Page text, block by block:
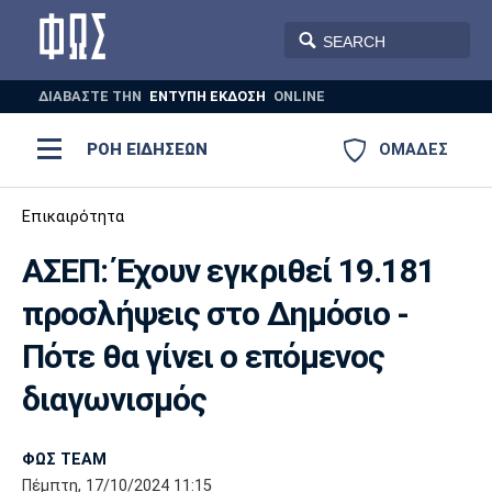
ΔΙΑΒΑΣΤΕ THN ΕΝΤΥΠΗ ΕΚΔΟΣΗ ONLINE
ΟΜΑΔΕΣ
ΡΟΗ ΕΙΔΗΣΕΩΝ
ΠΟΔΟΣΦΑΙΡΟ
ΒΟΛΕΪ ΣΠΟΡ
AUTO-MOTO PLUS
Ποδόσφαιρο
Super League 1
Super League 2
Μπάσκετ
Ελλάδα
Ολυμπιακοί Αγώνες
Ολυμπιακός ΑΕΚ ΠΑΟΚ
Επικαιρότητα
ΑΣΕΠ: Έχουν εγκριθεί 19.181
προσλήψεις στο Δημόσιο -
Πότε θα γίνει ο επόμενος
διαγωνισμός
ΦΩΣ TEAM
Πέμπτη, 17/10/2024 11:15